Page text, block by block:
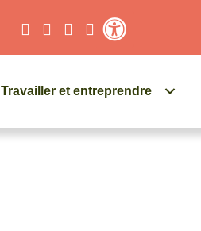
Travailler et entreprendre